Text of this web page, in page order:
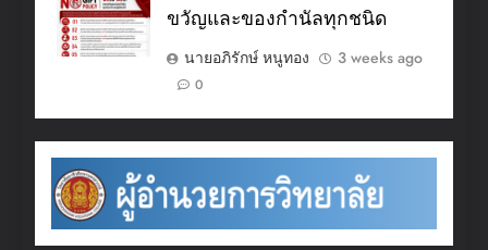
ขวัญและของกำนัลทุกชนิด
นายอภิรักษ์ หนูทอง
3 weeks ago
0